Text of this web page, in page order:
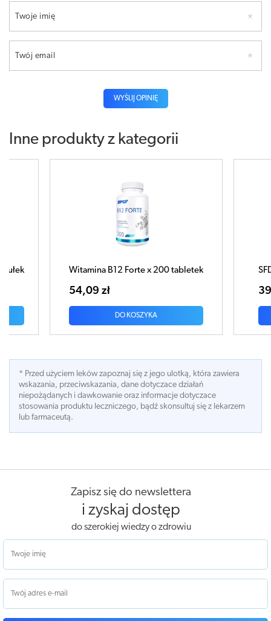
Twoje imię
Twój email
WYŚLIJ OPINIĘ
Inne produkty z kategorii
Witamina B12 Forte x 200 tabletek
54,09 zł
DO KOSZYKA
* Przed użyciem leków zapoznaj się z jego ulotką, która zawiera
wskazania, przeciwskazania, dane dotyczace działań
niepożądanych i dawkowanie oraz informacje dotyczace
stosowania produktu leczniczego, bądź skonsultuj się z lekarzem
lub farmaceutą.
Zapisz się do newslettera
i zyskaj dostęp
do szerokiej wiedzy o zdrowiu